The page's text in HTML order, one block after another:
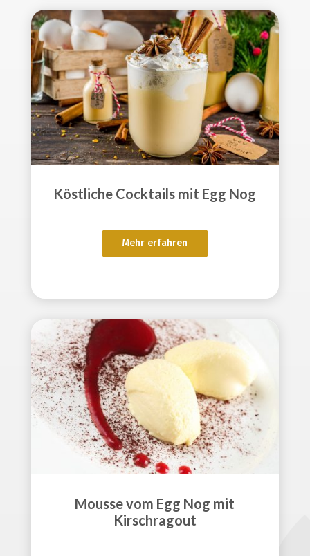
Köstliche Cocktails mit Egg Nog
Mehr erfahren
Mousse vom Egg Nog mit
Kirschragout